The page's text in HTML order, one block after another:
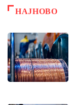
НАЈНОВО